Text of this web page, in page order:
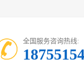
全国服务咨询热线: